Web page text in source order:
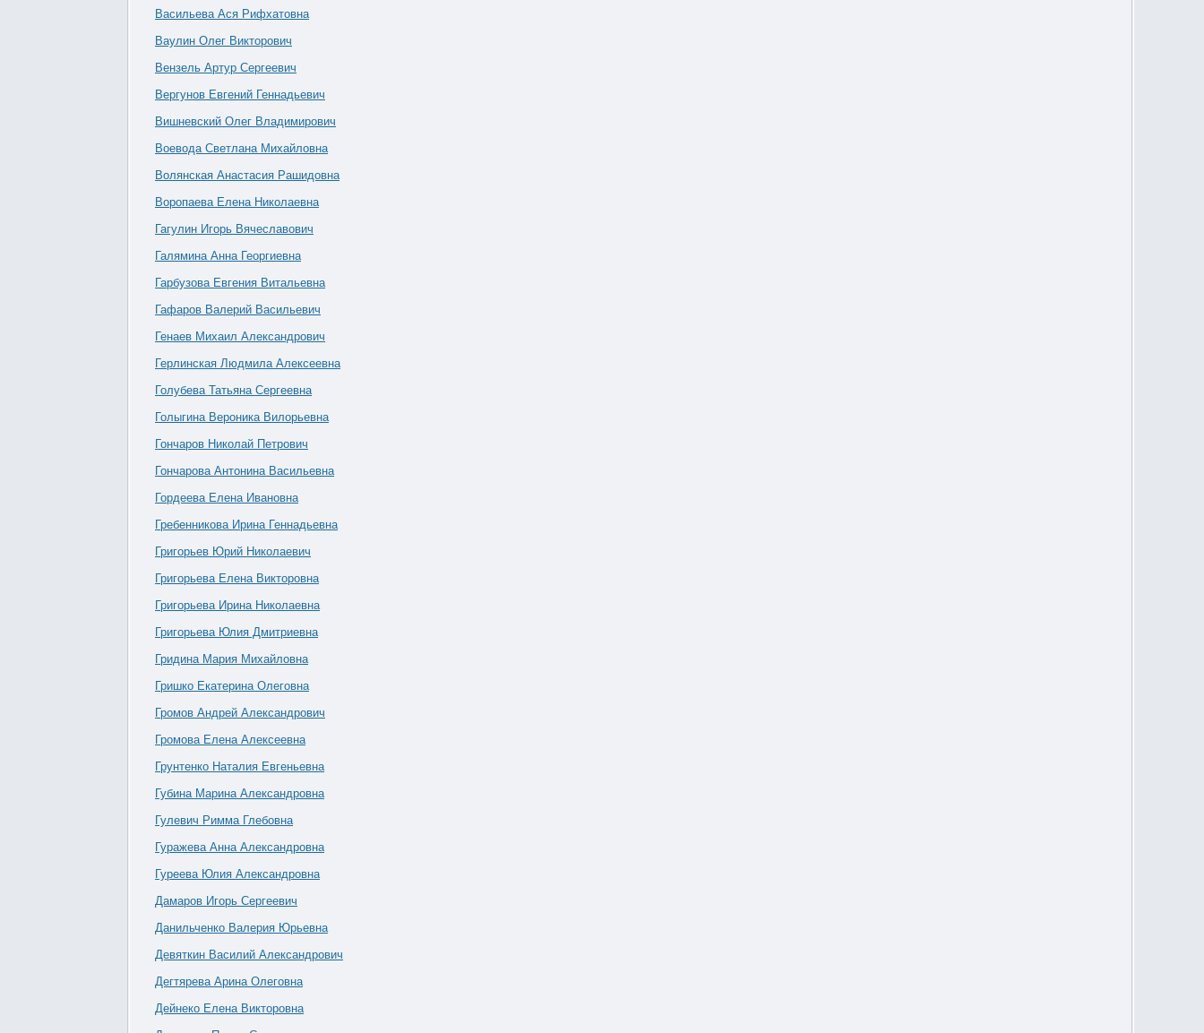
Васильева Ася Рифхатовна
Ваулин Олег Викторович
Вензель Артур Сергеевич
Вергунов Евгений Геннадьевич
Вишневский Олег Владимирович
Воевода Светлана Михайловна
Волянская Анастасия Рашидовна
Воропаева Елена Николаевна
Гагулин Игорь Вячеславович
Галямина Анна Георгиевна
Гарбузова Евгения Витальевна
Гафаров Валерий Васильевич
Генаев Михаил Александрович
Герлинская Людмила Алексеевна
Голубева Татьяна Сергеевна
Голыгина Вероника Вилорьевна
Гончаров Николай Петрович
Гончарова Антонина Васильевна
Гордеева Елена Ивановна
Гребенникова Ирина Геннадьевна
Григорьев Юрий Николаевич
Григорьева Елена Викторовна
Григорьева Ирина Николаевна
Григорьева Юлия Дмитриевна
Гридина Мария Михайловна
Гришко Екатерина Олеговна
Громов Андрей Александрович
Громова Елена Алексеевна
Грунтенко Наталия Евгеньевна
Губина Марина Александровна
Гулевич Римма Глебовна
Гуражева Анна Александровна
Гуреева Юлия Александровна
Дамаров Игорь Сергеевич
Данильченко Валерия Юрьевна
Девяткин Василий Александрович
Дегтярева Арина Олеговна
Дейнеко Елена Викторовна